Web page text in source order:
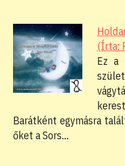
(Írta:
Ez a
Barátként egymásra
őket a Sors…